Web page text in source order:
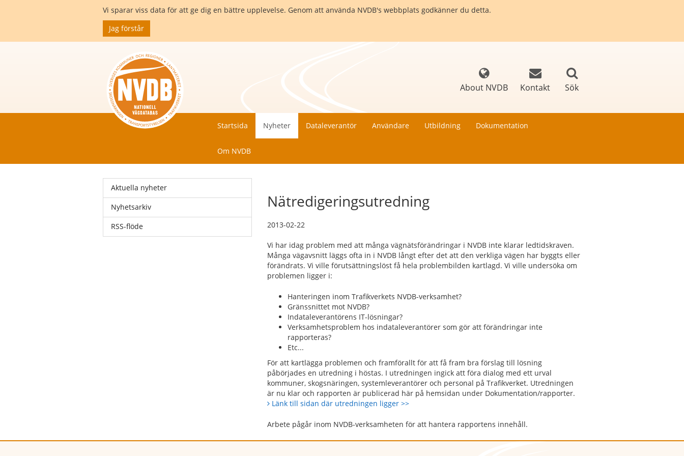
Vi sparar viss data för att ge dig en bättre upplevelse. Genom att använda NVDB's webbplats godkänner du detta.
Jag förstår
Sök
Startsida Nyheter Dataleverantör Användare Utbildning Dokumentation
Om NVDB
About NVDB Kontakt
Aktuella nyheter
Nyhetsarkiv
RSS-flöde
Nätredigeringsutredning
2013-02-22
Vi har idag problem med att många vägnätsförändringar i NVDB inte klarar ledtidskraven.
Många vägavsnitt läggs ofta in i NVDB långt efter det att den verkliga vägen har byggts eller
förändrats. Vi ville förutsättningslöst få hela problembilden kartlagd. Vi ville undersöka om
problemen ligger i:
Hanteringen inom Trafikverkets NVDB-verksamhet?
Gränssnittet mot NVDB?
Indataleverantörens IT-lösningar?
Verksamhetsproblem hos indataleverantörer som gör att förändringar inte
rapporteras?
Etc...
För att kartlägga problemen och framförallt för att få fram bra förslag till lösning
påbörjades en utredning i höstas. I utredningen ingick att föra dialog med ett urval
kommuner, skogsnäringen, systemleverantörer och personal på Trafikverket. Utredningen
är nu klar och rapporten är publicerad här på hemsidan under Dokumentation/rapporter.
Länk till sidan där utredningen ligger >>
Arbete pågår inom NVDB-verksamheten för att hantera rapportens innehåll.